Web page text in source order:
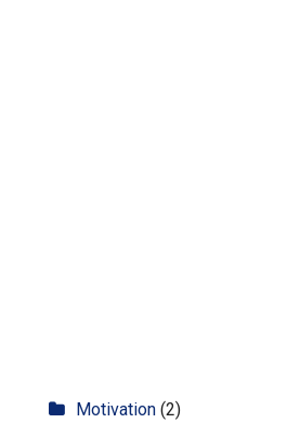
Motivation (2)